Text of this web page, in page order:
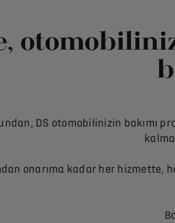
DS otomobilinizin bakımı
onarıma kadar her